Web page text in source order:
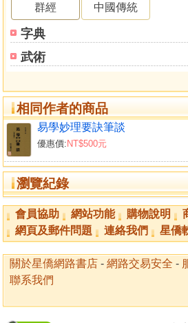
群經 中國傳統
字典
武術
相同作者的商品
易學妙理要訣筆談
優惠價: NT$500元
瀏覽紀錄
會員協助 網站功能 購物說明
網頁及郵件問題
連絡我們 星僑
關於星僑網路書店 - 網路交易安全 -
聯系我們